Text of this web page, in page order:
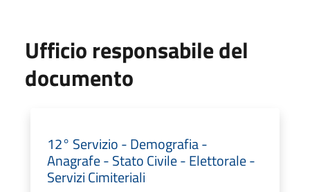
Ufficio responsabile del
documento
12° Servizio - Demografia -
Anagrafe - Stato Civile - Elettorale -
Servizi Cimiteriali